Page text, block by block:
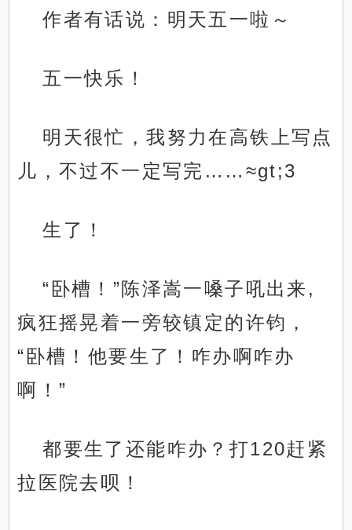
作者有话说：明天五一啦～
五一快乐！
明天很忙，我努力在高铁上写点
儿，不过不一定写完……≈gt;3
生了！
“卧槽！”陈泽嵩一嗓子吼出来,
疯狂摇晃着一旁较镇定的许钧，
“卧槽！他要生了！咋办啊咋办
啊！”
都要生了还能咋办？打120赶紧
拉医院去呗！